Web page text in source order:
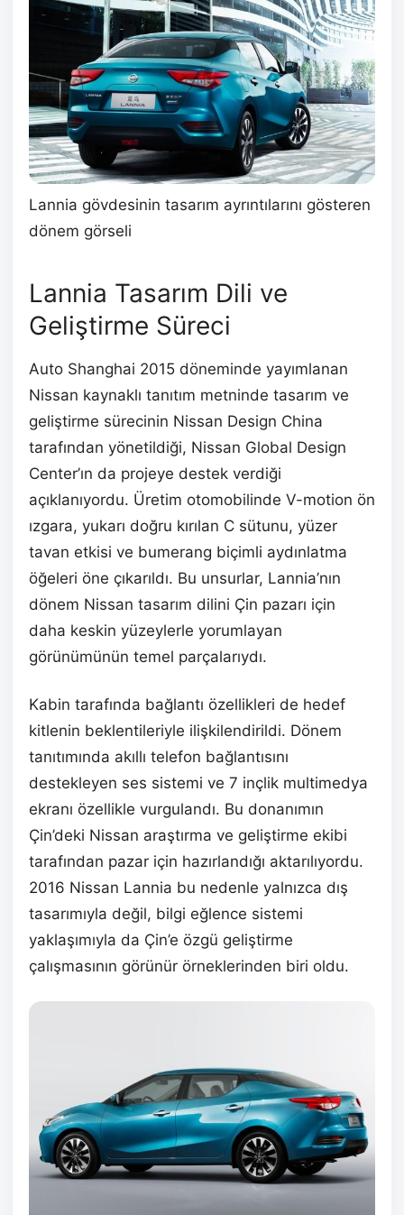
Lannia gövdesinin tasarım ayrıntılarını gösteren
dönem görseli
Lannia Tasarım Dili ve
Geliştirme Süreci
Auto Shanghai 2015 döneminde yayımlanan
Nissan kaynaklı tanıtım metninde tasarım ve
geliştirme sürecinin Nissan Design China
tarafından yönetildiği, Nissan Global Design
Center’ın da projeye destek verdiği
açıklanıyordu. Üretim otomobilinde V-motion ön
ızgara, yukarı doğru kırılan C sütunu, yüzer
tavan etkisi ve bumerang biçimli aydınlatma
öğeleri öne çıkarıldı. Bu unsurlar, Lannia’nın
dönem Nissan tasarım dilini Çin pazarı için
daha keskin yüzeylerle yorumlayan
görünümünün temel parçalarıydı.
Kabin tarafında bağlantı özellikleri de hedef
kitlenin beklentileriyle ilişkilendirildi. Dönem
tanıtımında akıllı telefon bağlantısını
destekleyen ses sistemi ve 7 inçlik multimedya
ekranı özellikle vurgulandı. Bu donanımın
Çin’deki Nissan araştırma ve geliştirme ekibi
tarafından pazar için hazırlandığı aktarılıyordu.
2016 Nissan Lannia bu nedenle yalnızca dış
tasarımıyla değil, bilgi eğlence sistemi
yaklaşımıyla da Çin’e özgü geliştirme
çalışmasının görünür örneklerinden biri oldu.